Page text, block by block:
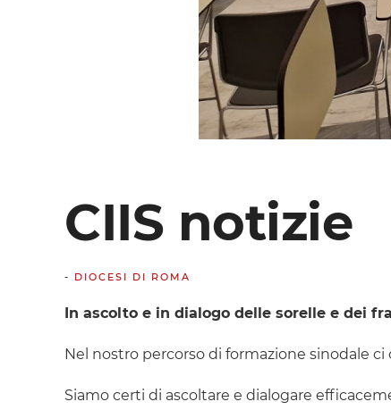
CIIS notizie
- DIOCESI DI ROMA
In ascolto e in dialogo delle sorelle e dei
Nel nostro percorso di formazione sinodale
Siamo certi di ascoltare e dialogare